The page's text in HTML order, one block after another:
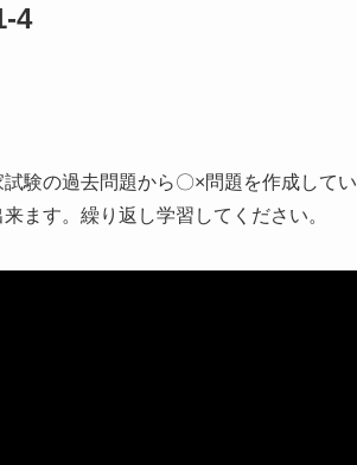
4
験の過去問題から〇×問題を作成して
ます。繰り返し学習してください。